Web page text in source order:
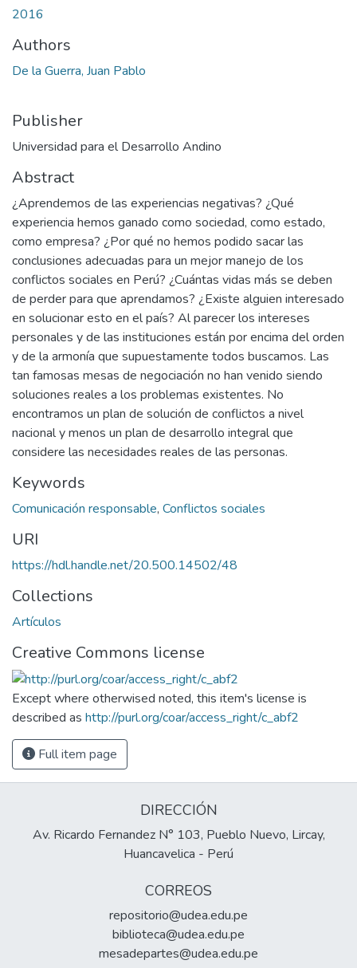
2016
Authors
De la Guerra, Juan Pablo
Publisher
Universidad para el Desarrollo Andino
Abstract
¿Aprendemos de las experiencias negativas? ¿Qué
experiencia hemos ganado como sociedad, como estado,
como empresa? ¿Por qué no hemos podido sacar las
conclusiones adecuadas para un mejor manejo de los
conflictos sociales en Perú? ¿Cuántas vidas más se deben
de perder para que aprendamos? ¿Existe alguien interesado
en solucionar esto en el país? Al parecer los intereses
personales y de las instituciones están por encima del orden
y de la armonía que supuestamente todos buscamos. Las
tan famosas mesas de negociación no han venido siendo
soluciones reales a los problemas existentes. No
encontramos un plan de solución de conflictos a nivel
nacional y menos un plan de desarrollo integral que
considere las necesidades reales de las personas.
Keywords
Comunicación responsable, Conflictos sociales
URI
https://hdl.handle.net/20.500.14502/48
Collections
Artículos
Creative Commons license
Except where otherwised noted, this item's license is
described as http://purl.org/coar/access_right/c_abf2
Full item page
DIRECCIÓN
Av. Ricardo Fernandez N° 103, Pueblo Nuevo, Lircay,
Huancavelica - Perú
CORREOS
repositorio@udea.edu.pe
biblioteca@udea.edu.pe
mesadepartes@udea.edu.pe